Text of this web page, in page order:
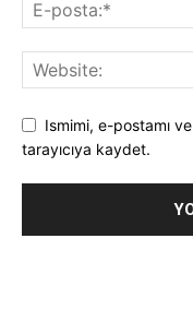
Ismimi, e-postamı
tarayıcıya kaydet.